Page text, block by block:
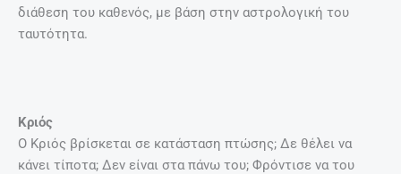
διάθεση του καθενός, με βάση στην αστρολογική του
ταυτότητα.
Κριός
O Κριός βρίσκεται σε κατάσταση πτώσης; Δε θέλει να
κάνει τίποτα; Δεν είναι στα πάνω του; Φρόντισε να του